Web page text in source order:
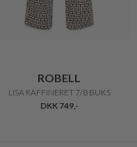
ROBELL
LISA RAFFINERET 7/8 BUKS
DKK 749,-